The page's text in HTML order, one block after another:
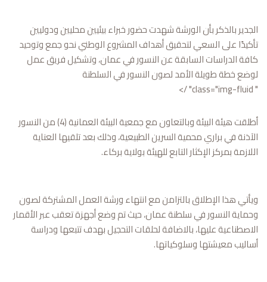
الجدير بالذكر بأن الورشة شهدت حضور خبراء بيئيين محليين ودوليين
تأكيدًا على السعي لتحقيق أهداف المشروع الوطني نحو جمع وتوحيد
كافة الدراسات السابقة عن النسور في عمان، وتشکیل فريق عمل
لوضع خطة طويلة الأمد لصون النسور في السلطنة
" class="img-fluid" />
أطلقت هيئة البيئة وبالتعاون مع جمعية البيئة العمانية (4) من النسور
الآذنة في براري محمية السرين الطبيعية، وذلك بعد تلقيها العناية
اللازمة بمركز الإكثار التابع للهيئة بولاية بركاء.
ويأتي هذا الإطلاق بالتزامن مع انتهاء ورشة العمل المشتركة لصون
وحماية النسور في سلطنة عمان، حيث تم وضع أجهزة تعقب عبر الأقمار
الاصطناعية عليها، بالاضافة لحلقات التحجيل بهدف تتبعها ودراسة
أساليب معيشتها وسلوكياتها.